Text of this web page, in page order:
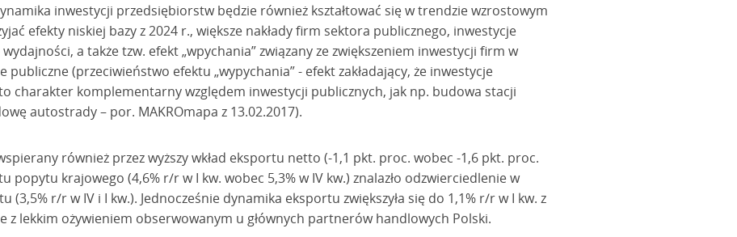
inwestycji przedsiębiorstw będzie również kształtować się w trendzie wzrostowym
efekty niskiej bazy z 2024 r., większe nakłady firm sektora publicznego, inwestycje
a także tzw. efekt „wpychania” związany ze zwiększeniem inwestycji firm w
publiczne (przeciwieństwo efektu „wypychania” - efekt zakładający, że inwestycje
charakter komplementarny względem inwestycji publicznych, jak np. budowa stacji
autostrady – por. MAKROmapa z 13.02.2017).
również przez wyższy wkład eksportu netto (-1,1 pkt. proc. wobec -1,6 pkt. proc.
popytu krajowego (4,6% r/r w I kw. wobec 5,3% w IV kw.) znalazło odzwierciedlenie w
r/r w IV i I kw.). Jednocześnie dynamika eksportu zwiększyła się do 1,1% r/r w I kw. z
z lekkim ożywieniem obserwowanym u głównych partnerów handlowych Polski.